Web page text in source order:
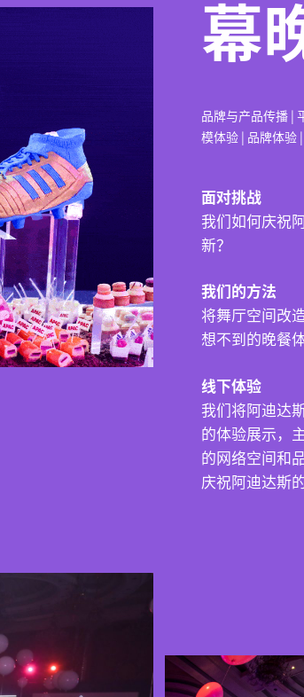
幕
品牌与产品传播 |
模体验 | 品牌体验
面对挑战
我们如何庆祝
新？
我们的方法
将舞厅空间改
想不到的晚餐体
线下体验
我们将阿迪达
的体验展示，
的网络空间和
庆祝阿迪达斯